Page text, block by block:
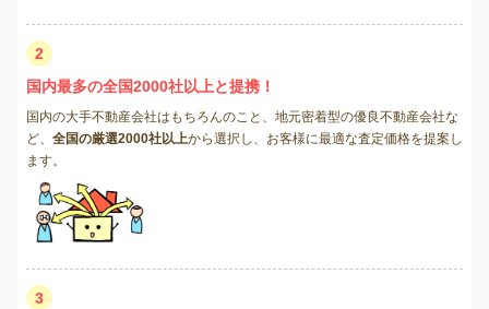
2
国内最多の全国2000社以上と提携！
国内の大手不動産会社はもちろんのこと、地元密着型の優良不動産会社な
ど、 全国の厳選2000社以上から選択し、お客様に最適な査定価格を提案し
ます。
3